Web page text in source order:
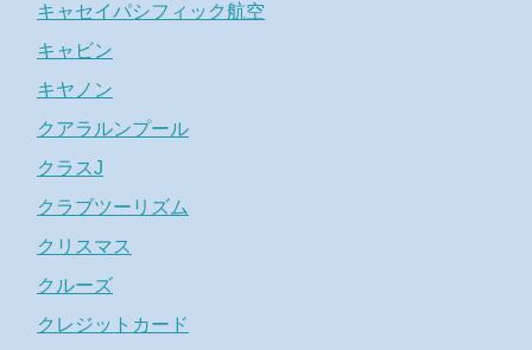
キャセイパシフィック航空
キャビン
キヤノン
クアラルンプール
クラスJ
クラブツーリズム
クリスマス
クルーズ
クレジットカード